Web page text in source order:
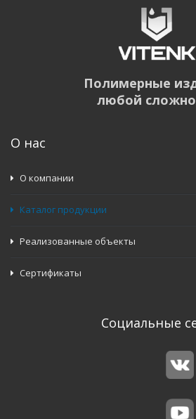
Полимерные
любой
О нас
О компании
Каталог продукции
Реализованные объекты
Сертификаты
Социальные